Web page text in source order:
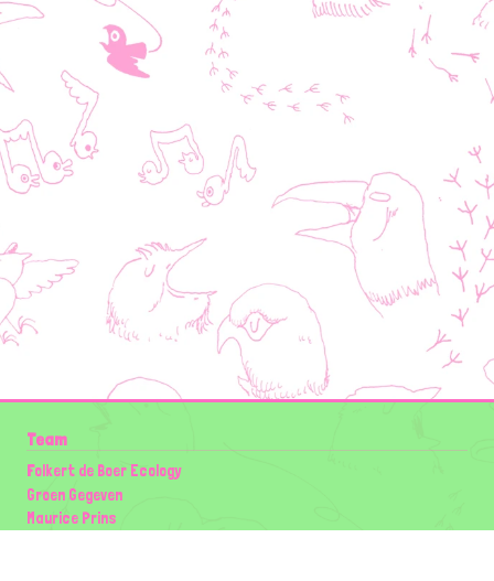
Team
Folkert de Boer Ecology
Groen Gegeven
Maurice Prins